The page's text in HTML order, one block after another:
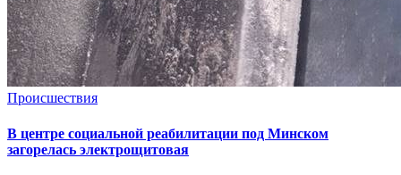
Происшествия
В центре социальной реабилитации под Минском
загорелась электрощитовая